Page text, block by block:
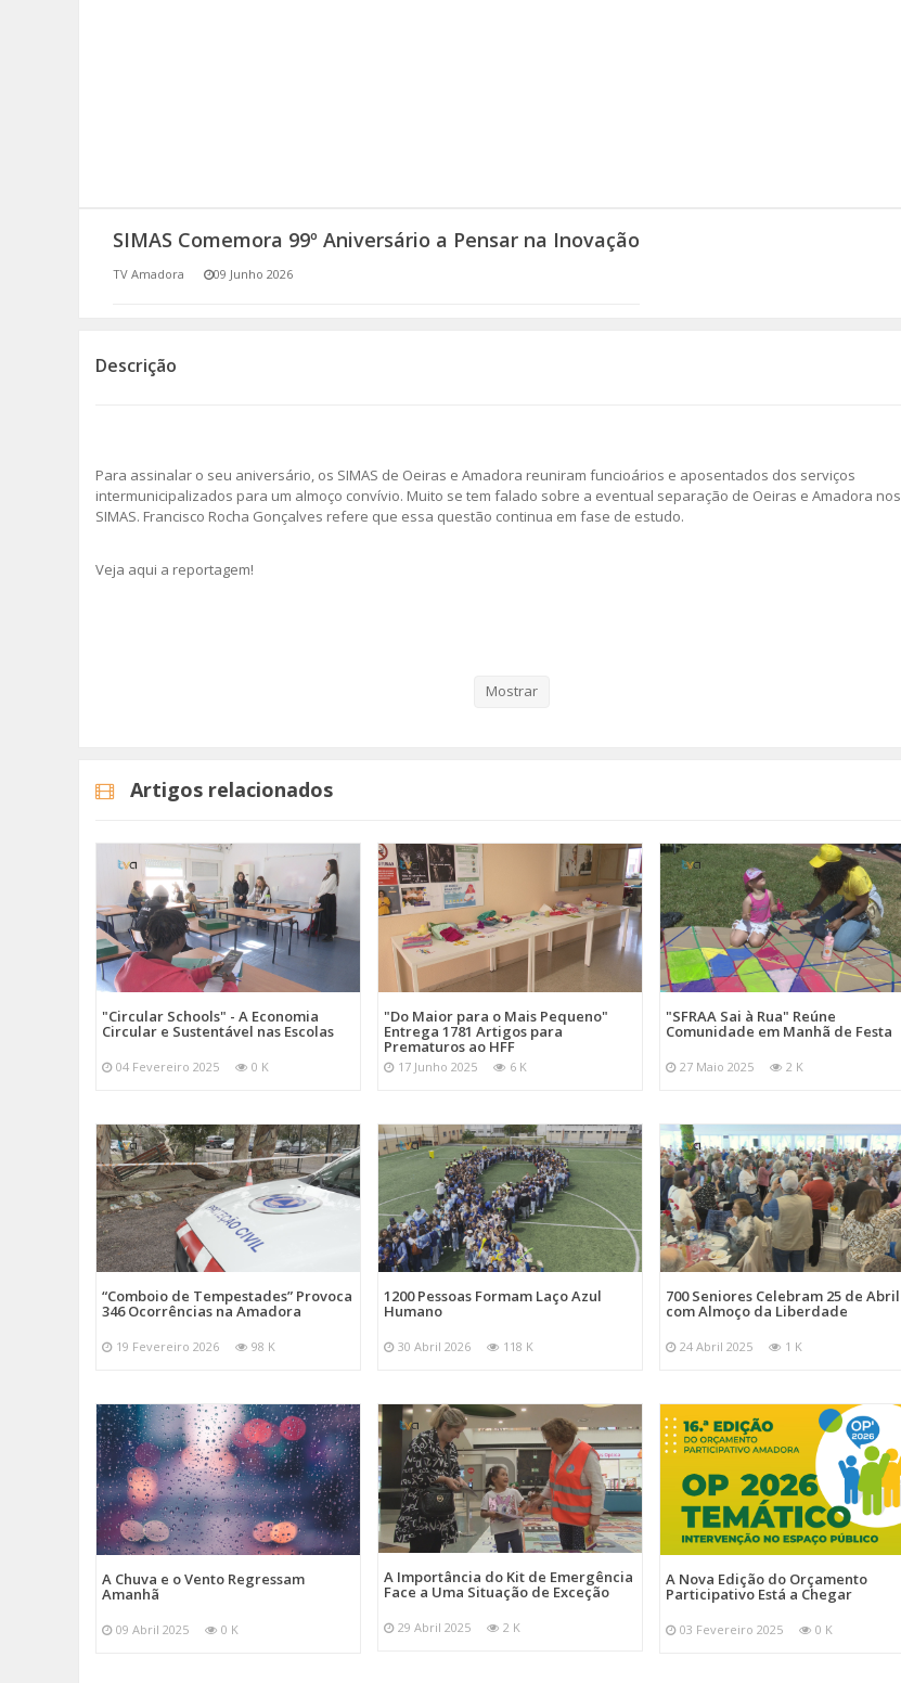
(RE) PENSAMENTOS
SIMAS Comemora 99º Aniversário a Pensar na Inovação
TV Amadora 09 Junho 2026
Descrição
Para assinalar o seu aniversário, os SIMAS de Oeiras e Amadora reuniram funcioários e aposentados dos serviços
intermunicipalizados para um almoço convívio. Muito se tem falado sobre a eventual separação de Oeiras e Amadora nos
SIMAS. Francisco Rocha Gonçalves refere que essa questão continua em fase de estudo.
Veja aqui a reportagem!
Mostrar
Artigos relacionados
"Circular Schools" - A Economia
Circular e Sustentável nas Escolas
04 Fevereiro 2025 0 K
"Do Maior para o Mais Pequeno"
Entrega 1781 Artigos para
Prematuros ao HFF
17 Junho 2025 6 K
"SFRAA Sai à Rua" Reúne
Comunidade em Manhã de Festa
27 Maio 2025 2 K
“Comboio de Tempestades” Provoca
346 Ocorrências na Amadora
19 Fevereiro 2026 98 K
1200 Pessoas Formam Laço Azul
Humano
30 Abril 2026 118 K
700 Seniores Celebram 25 de Abril
com Almoço da Liberdade
24 Abril 2025 1 K
A Chuva e o Vento Regressam
Amanhã
09 Abril 2025 0 K
A Importância do Kit de Emergência
Face a Uma Situação de Exceção
29 Abril 2025 2 K
A Nova Edição do Orçamento
Participativo Está a Chegar
03 Fevereiro 2025 0 K